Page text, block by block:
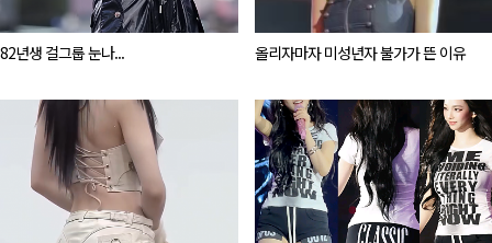
82년생 걸그룹 눈나... 올리자마자 미성년자 불가가 뜬 이유